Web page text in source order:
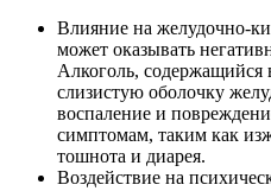
Влияние на желудочно-
может оказывать
Алкоголь, содержащийся
слизистую оболочку
воспаление и
симптомам, таким как
тошнота и диарея.
Воздействие на